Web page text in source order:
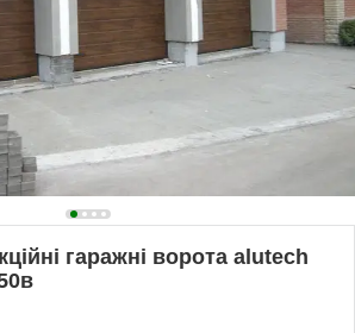
гаражні ворота alutech